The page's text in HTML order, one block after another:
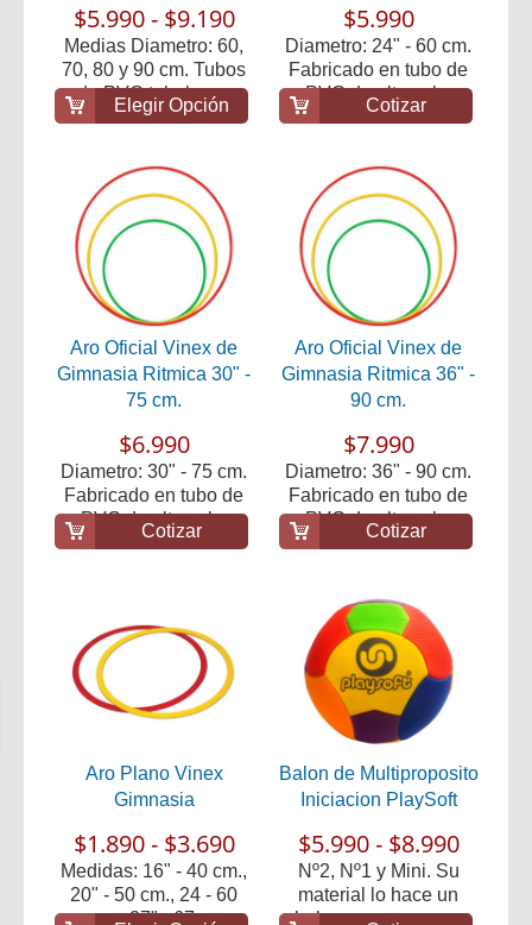
$5.990 - $9.190
Medias Diametro: 60,
70, 80 y 90 cm. Tubos
de PVC tubular r...
Elegir Opción
$5.990
Diametro: 24" - 60 cm.
Fabricado en tubo de
PVC de alta cal...
Cotizar
Aro Oficial Vinex de
Gimnasia Ritmica 30" -
75 cm.
$6.990
Diametro: 30" - 75 cm.
Fabricado en tubo de
PVC de alta cal...
Cotizar
Aro Oficial Vinex de
Gimnasia Ritmica 36" -
90 cm.
$7.990
Diametro: 36" - 90 cm.
Fabricado en tubo de
PVC de alta cal...
Cotizar
Aro Plano Vinex
Gimnasia
$1.890 - $3.690
Medidas: 16" - 40 cm.,
20" - 50 cm., 24 - 60
cm., 27" - 67, ...
Balon de Multiproposito
Iniciacion PlaySoft
$5.990 - $8.990
Nº2, Nº1 y Mini. Su
material lo hace un
balon seguro para...